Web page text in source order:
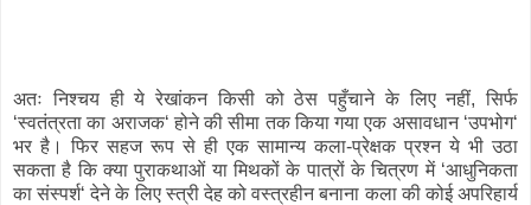
अतः निश्चय ही ये रेखांकन किसी को ठेस पहुँचाने के लिए नहीं, सिर्फ
‘स्वतंत्रता का अराजक‘ होने की सीमा तक किया गया एक असावधान ‘उपभोग‘
भर है। फिर सहज रूप से ही एक सामान्य कला-प्रेक्षक प्रश्न ये भी उठा
सकता है कि क्या पुराकथाओं या मिथकों के पात्रों के चित्रण में ‘आधुनिकता
का संस्पर्श‘ देने के लिए स्त्री देह को वस्त्रहीन बनाना कला की कोई अपरिहार्य